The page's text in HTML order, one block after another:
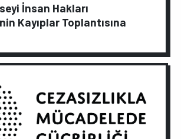
İnsan Hakları
Kayıplar Toplantısına